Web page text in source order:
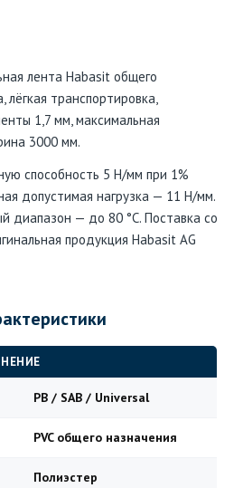
лента Habasit общего
лёгкая транспортировка,
1,7 мм, максимальная
3000 мм.
способность 5 Н/мм при 1%
допустимая нагрузка — 11 Н/мм.
диапазон — до 80 °C. Поставка со
продукция Habasit AG
PB / SAB / Universal
PVC общего назначения
Полиэстер